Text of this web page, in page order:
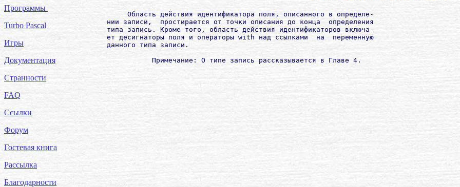
Программы
Turbo Pascal
Игры
Документация
Странности
FAQ
Ссылки
Форум
Гостевая книга
Рассылка
Благодарности
             Область действия идентификатора поля, описанного в определе-
        нии записи,  простирается от точки описания до конца  определения
        типа запись. Кроме того, область действия идентификаторов включа-
        ет десигнаторы поля и операторы with над ссылками  на  переменную
        данного типа записи.